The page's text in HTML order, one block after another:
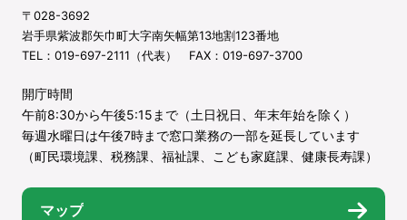
〒028-3692
岩手県紫波郡矢巾町大字南矢幅第13地割123番地
TEL：019-697-2111（代表） FAX：019-697-3700
開庁時間
午前8:30から午後5:15まで（土日祝日、年末年始を除く）
毎週水曜日は午後7時まで窓口業務の一部を延長しています
（町民環境課、税務課、福祉課、こども家庭課、健康長寿課）
マップ